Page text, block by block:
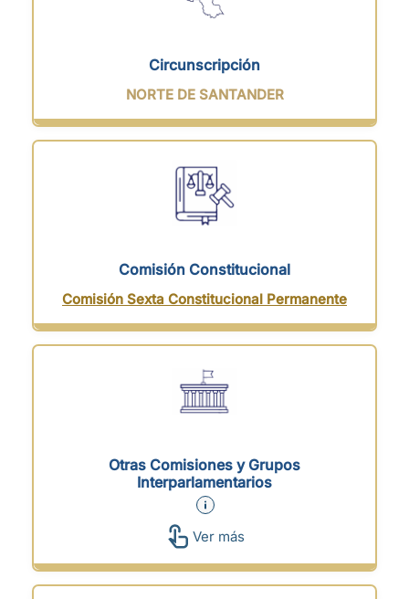
Circunscripción
NORTE DE SANTANDER
Comisión Constitucional
Comisión Sexta Constitucional Permanente
Otras Comisiones y Grupos
Interparlamentarios
Ver más